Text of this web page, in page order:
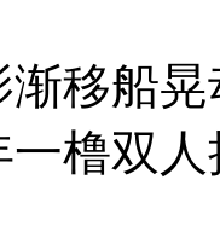
渐移船
一橹双